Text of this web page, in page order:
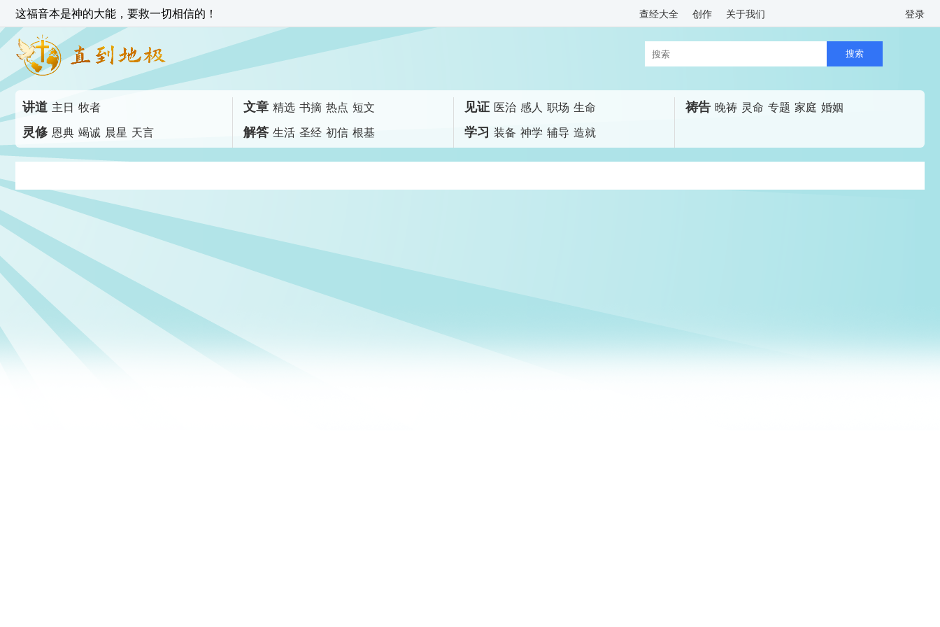
这福音本是神的大能，要救一切相信的！ 登录
查经大全 创作 关于我们
讲道 主日 牧者 文章 精选 书摘 热点 短文 见证 医治 感人 职场 生命 祷告 晚祷 灵命 专题 家庭 婚姻
灵修 恩典 竭诚 晨星 天言 解答 生活 圣经 初信 根基 学习 装备 神学 辅导 造就